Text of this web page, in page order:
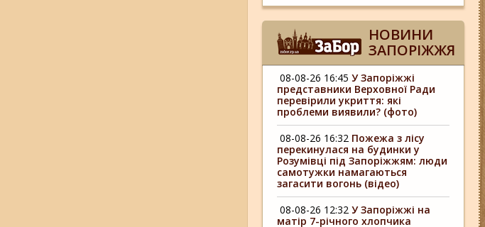
НОВИНИ
ЗАПОРІЖЖЯ
08-08-26 16:45 У Запоріжжі
представники Верховної Ради
перевірили укриття: які
проблеми виявили? (фото)
08-08-26 16:32 Пожежа з лісу
перекинулася на будинки у
Розумівці під Запоріжжям: люди
самотужки намагаються
загасити вогонь (відео)
08-08-26 12:32 У Запоріжжі на
матір 7-річного хлопчика